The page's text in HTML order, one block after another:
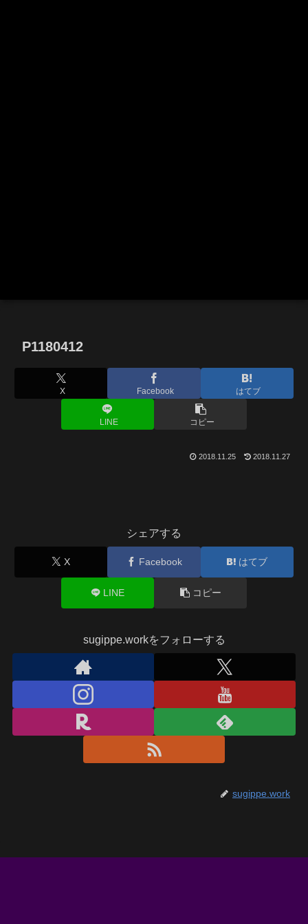
P1180412
X Facebook はてブ
LINE コピー
2018.11.25 2018.11.27
シェアする
X Facebook はてブ
LINE コピー
sugippe.workをフォローする
sugippe.work